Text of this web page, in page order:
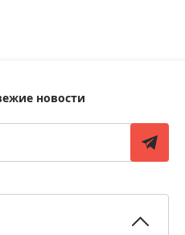
новости